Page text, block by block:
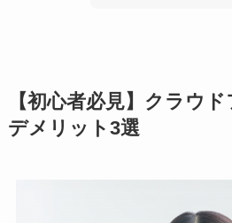
【初心者必見】クラウ
デメリット3選